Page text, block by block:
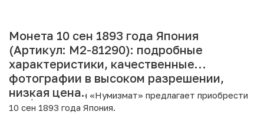
Монета 10 сен 1893 года Япония
(Артикул: M2-81290): подробные
характеристики, качественные
фотографии в высоком разрешении,
низкая цена.
Интернет магазин «Нумизмат» предлагает приобрести
10 сен 1893 года Япония.